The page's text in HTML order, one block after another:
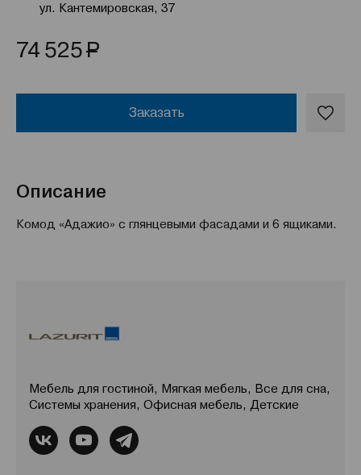
ул. Кантемировская, 37
74 525Р
Заказать
Описание
Комод «Адажио» с глянцевыми фасадами и 6 ящиками.
Мебель для гостиной, Мягкая мебель, Все для сна,
Системы хранения, Офисная мебель, Детские